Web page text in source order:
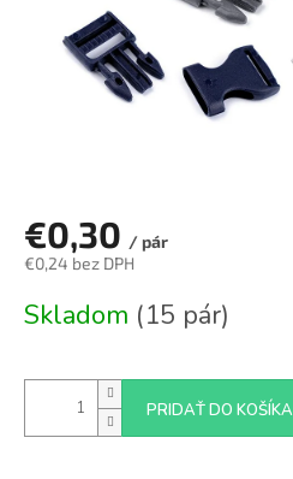
€0,30 / pár
€0,24 bez DPH
cena:
Skladom (15 pár)
PRIDAŤ DO KOŠÍKA